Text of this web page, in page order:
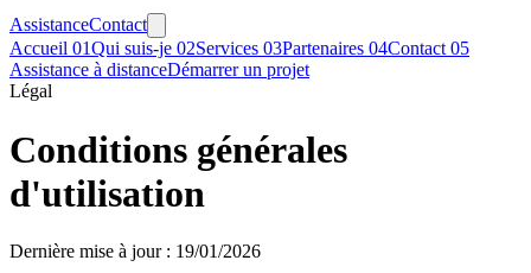
AssistanceContact
Accueil 01Qui suis-je 02Services 03Partenaires 04Contact 05
Assistance à distanceDémarrer un projet
Légal
Conditions générales
d'utilisation
Dernière mise à jour : 19/01/2026